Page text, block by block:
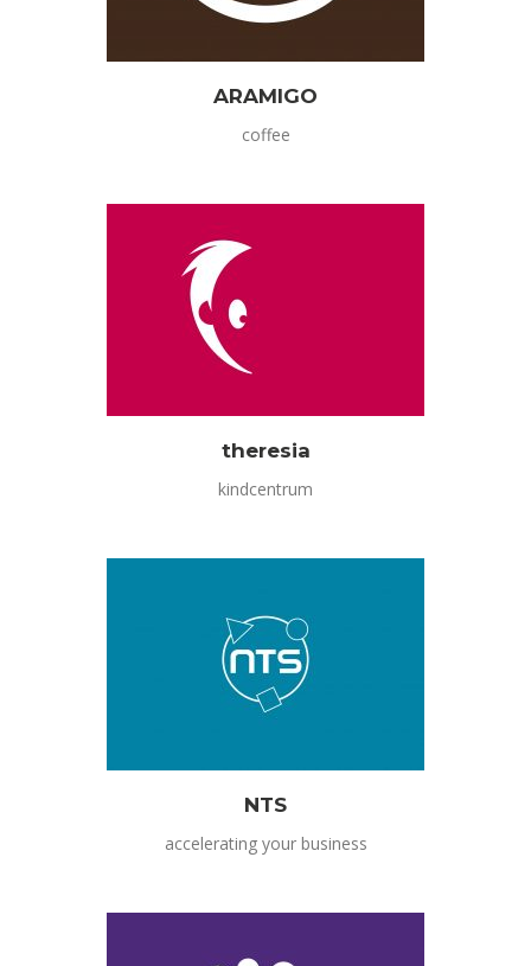
ARAMIGO
coffee
theresia
kindcentrum
NTS
accelerating your business